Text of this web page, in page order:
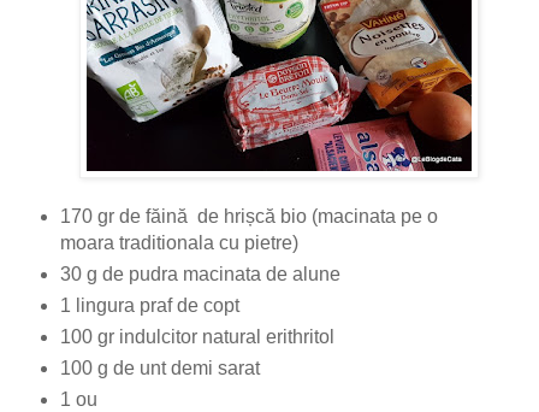
170 gr de făină de hrișcă bio (macinata pe o
moara traditionala cu pietre)
30 g de pudra macinata de alune
1 lingura praf de copt
100 gr indulcitor natural erithritol
100 g de unt demi sarat
1 ou